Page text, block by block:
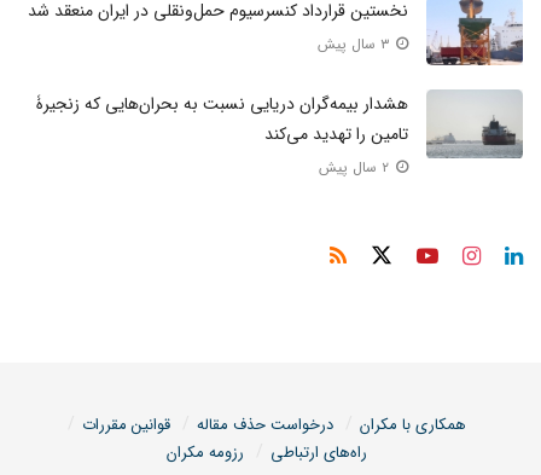
نخستین قرارداد کنسرسیوم حمل‌ونقلی در ایران منعقد شد
هشدار بیمه‌گران دریایی نسبت به بحران‌هایی که زنجیرۀ
تامین را تهدید می‌کند
همکاری با مکران درخواست حذف مقاله
قوانین مقررات
راه‌های ارتباطی
رزومه مکران